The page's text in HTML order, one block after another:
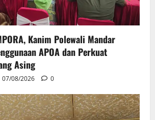
Kanim Polewali Mandar
APOA dan Perkuat
Asing
07/08/2026 0